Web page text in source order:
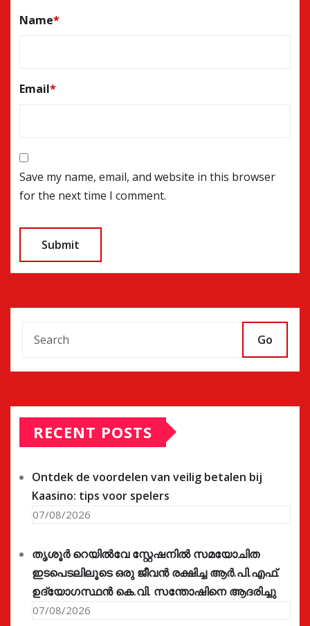
Name*
Email*
Save my name, email, and website in this browser
for the next time I comment.
Go
RECENT POSTS
Ontdek de voordelen van veilig betalen bij
Kaasino: tips voor spelers
07/08/2026
തൃശൂർ റെയിൽവേ സ്റ്റേഷനിൽ സമയോചിത
ഇടപെടലിലൂടെ ഒരു ജീവൻ രക്ഷിച്ച ആർ.പി.എഫ്.
ഉദ്യോഗസ്ഥൻ കെ.വി. സന്തോഷിനെ ആദരിച്ചു
07/08/2026